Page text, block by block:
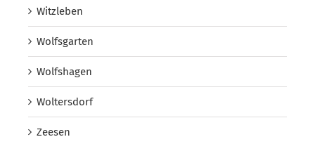
Witzleben
Wolfsgarten
Wolfshagen
Woltersdorf
Zeesen